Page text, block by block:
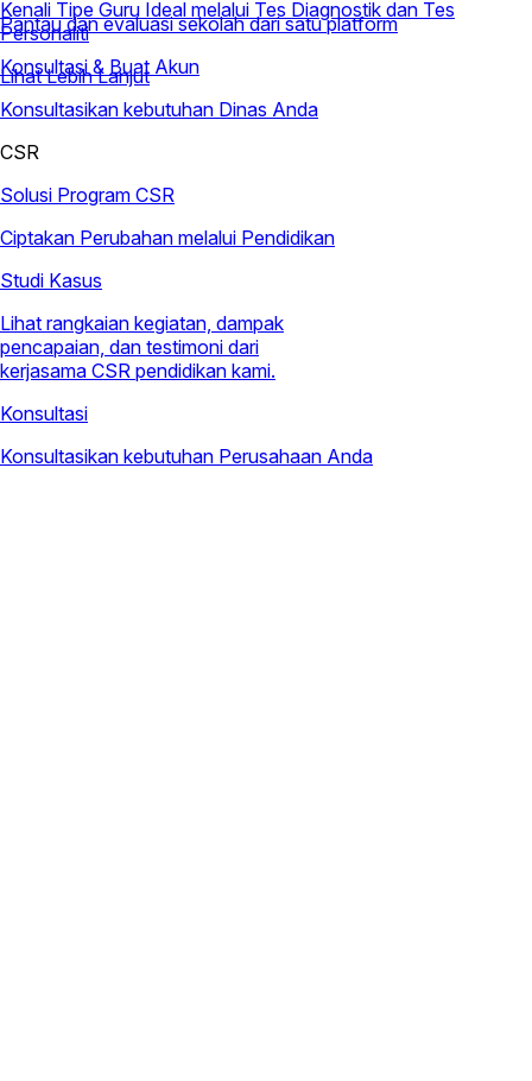
Pantau dan evaluasi sekolah dari satu platform
Konsultasi & Buat Akun
Konsultasikan kebutuhan Dinas Anda
CSR
Solusi Program CSR
Ciptakan Perubahan melalui Pendidikan
Studi Kasus
Lihat rangkaian kegiatan, dampak
pencapaian, dan testimoni dari
kerjasama CSR pendidikan kami.
Konsultasi
Konsultasikan kebutuhan Perusahaan Anda
Kenali Tipe Guru Ideal melalui Tes Diagnostik dan Tes
Personaliti
Lihat Lebih Lanjut